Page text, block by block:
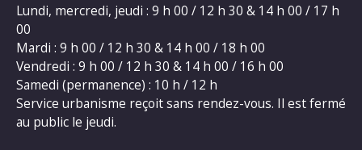
Lundi, mercredi, jeudi : 9 h 00 / 12 h 30 & 14 h 00 / 17 h
00
Mardi : 9 h 00 / 12 h 30 & 14 h 00 / 18 h 00
Vendredi : 9 h 00 / 12 h 30 & 14 h 00 / 16 h 00
Samedi (permanence) : 10 h / 12 h
Service urbanisme reçoit sans rendez-vous. Il est fermé
au public le jeudi.